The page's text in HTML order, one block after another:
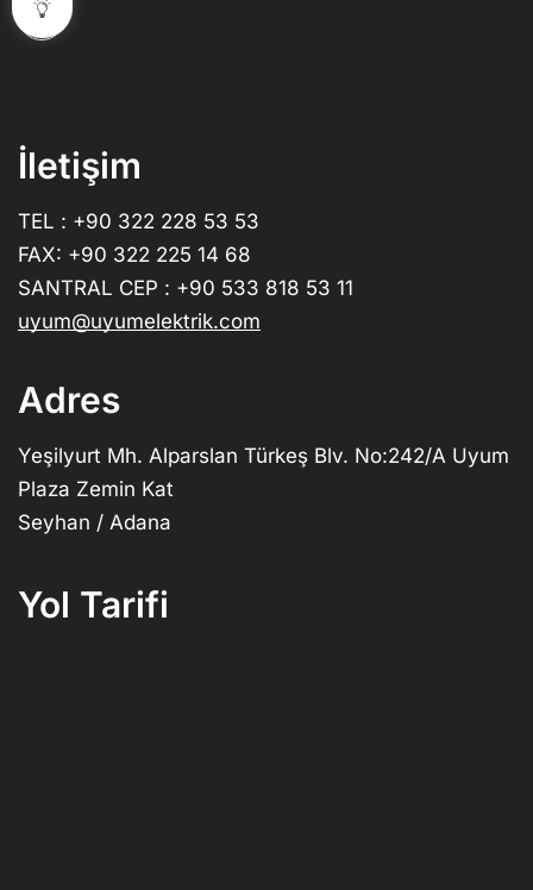
İletişim
TEL : +90 322 228 53 53
FAX: +90 322 225 14 68
SANTRAL CEP : +90 533 818 53 11
uyum@uyumelektrik.com
Adres
Yeşilyurt Mh. Alparslan Türkeş Blv. No:242/A Uyum
Plaza Zemin Kat
Seyhan / Adana
Yol Tarifi